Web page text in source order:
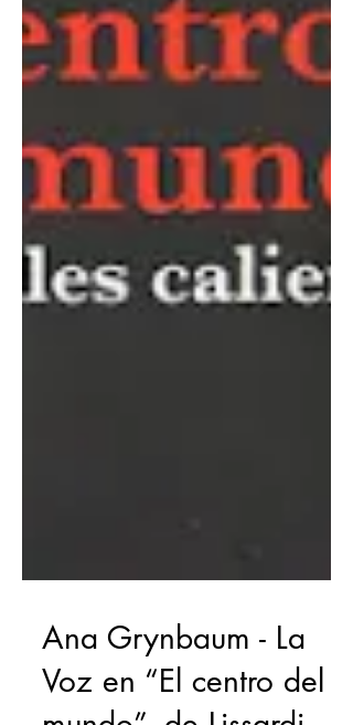
Ana Grynbaum - La